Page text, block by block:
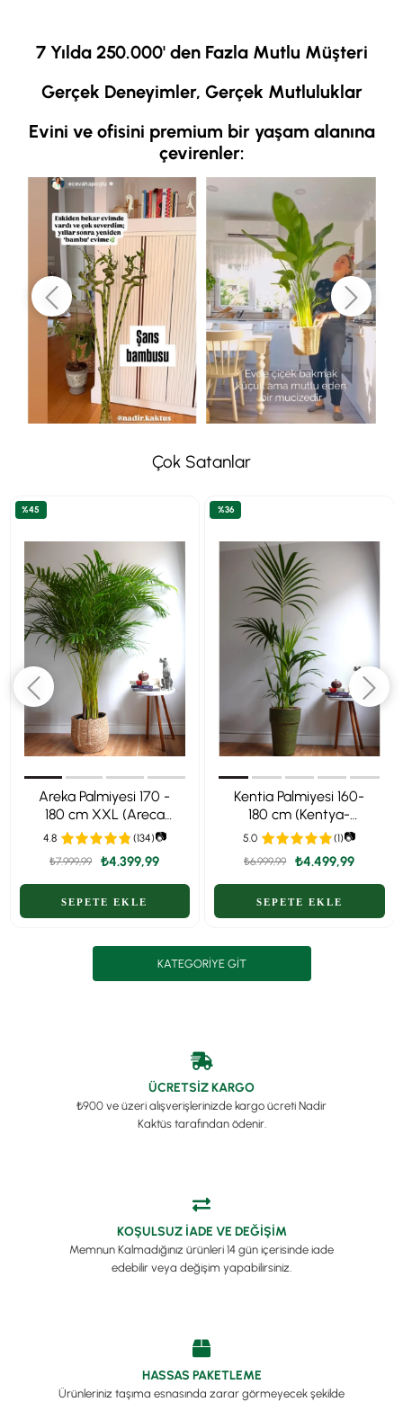
🔽)
7 Yılda 250.000' den Fazla Mutlu Müşteri
Gerçek Deneyimler, Gerçek Mutluluklar
Evini ve ofisini premium bir yaşam alanına
çevirenler:
Çok Satanlar
Areka Palmiyesi 170 -
180 cm XXL (Areca
Dypsis Lutescens) –
Ekstra Dolgun Form
4.8 (134)📷
₺4.399,99
₺7.999,99
%45
Kentia Palmiyesi 160-
180 cm (Kentya-
Howea Palmiyesi)
5.0 (1)📷
₺4.499,99
₺6.999,99
%36
KATEGORIYE GIT
ÜCRETSİZ KARGO
₺900 ve üzeri alışverişlerinizde kargo ücreti Nadir
Kaktüs tarafından ödenir.
KOŞULSUZ İADE VE DEĞİŞİM
Memnun Kalmadığınız ürünleri 14 gün içerisinde iade
edebilir veya değişim yapabilirsiniz.
HASSAS PAKETLEME
Ürünleriniz taşıma esnasında zarar görmeyecek şekilde